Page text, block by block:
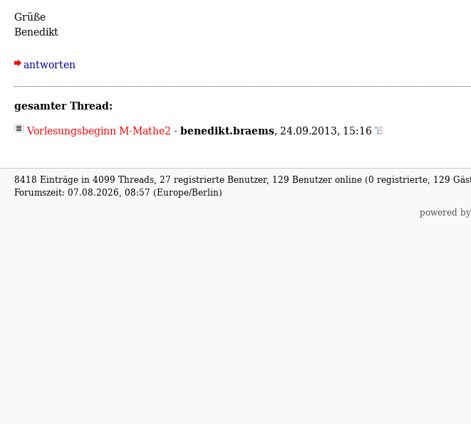
Grüße
Benedikt
antworten
gesamter Thread:
Vorlesungsbeginn M-Mathe2 - benedikt.braems, 24.09.2013, 15:16
8418 Einträge in 4099 Threads, 27 registrierte Benutzer, 129 Benutzer online (0 registrierte, 129
Forumszeit: 07.08.2026, 08:57 (Europe/Berlin)
powered